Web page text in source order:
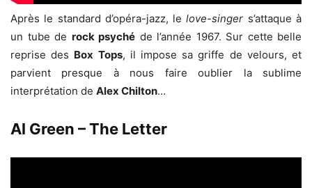
Après le standard d’opéra-jazz, lelove-singer s’attaque à
un tube de rock psyché de l’année 1967. Sur cette belle
reprise des Box Tops, il impose sa griffe de velours, et
parvient presque à nous faire oublier la sublime
interprétation de Alex Chilton…
Al Green – The Letter